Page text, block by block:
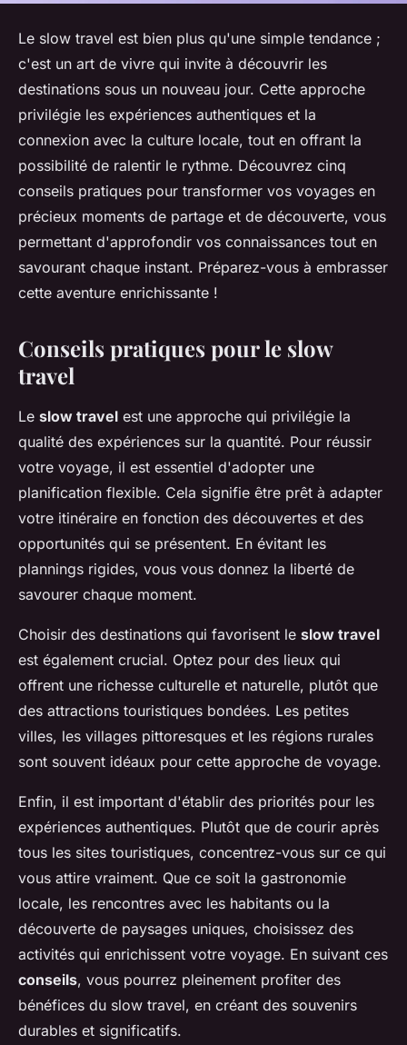
Le slow travel est bien plus qu'une simple tendance ;
c'est un art de vivre qui invite à découvrir les
destinations sous un nouveau jour. Cette approche
privilégie les expériences authentiques et la
connexion avec la culture locale, tout en offrant la
possibilité de ralentir le rythme. Découvrez cinq
conseils pratiques pour transformer vos voyages en
précieux moments de partage et de découverte, vous
permettant d'approfondir vos connaissances tout en
savourant chaque instant. Préparez-vous à embrasser
cette aventure enrichissante !
Conseils pratiques pour le slow
travel
Le slow travel est une approche qui privilégie la
qualité des expériences sur la quantité. Pour réussir
votre voyage, il est essentiel d'adopter une
planification flexible. Cela signifie être prêt à adapter
votre itinéraire en fonction des découvertes et des
opportunités qui se présentent. En évitant les
plannings rigides, vous vous donnez la liberté de
savourer chaque moment.
Choisir des destinations qui favorisent le slow travel
est également crucial. Optez pour des lieux qui
offrent une richesse culturelle et naturelle, plutôt que
des attractions touristiques bondées. Les petites
villes, les villages pittoresques et les régions rurales
sont souvent idéaux pour cette approche de voyage.
Enfin, il est important d'établir des priorités pour les
expériences authentiques. Plutôt que de courir après
tous les sites touristiques, concentrez-vous sur ce qui
vous attire vraiment. Que ce soit la gastronomie
locale, les rencontres avec les habitants ou la
découverte de paysages uniques, choisissez des
activités qui enrichissent votre voyage. En suivant ces
conseils, vous pourrez pleinement profiter des
bénéfices du slow travel, en créant des souvenirs
durables et significatifs.